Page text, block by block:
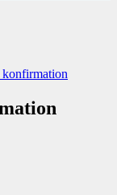
konfirmation